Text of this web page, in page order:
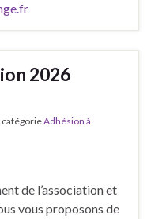
2026
catégorieAdhésion à
de l’association et
vous proposons de